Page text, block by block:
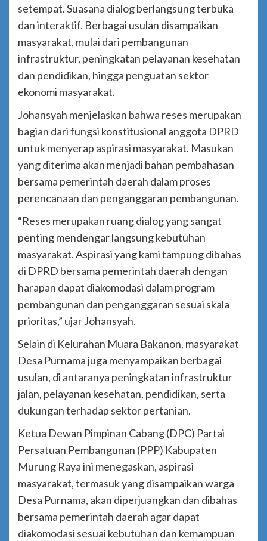
setempat. Suasana dialog berlangsung terbuka
dan interaktif. Berbagai usulan disampaikan
masyarakat, mulai dari pembangunan
infrastruktur, peningkatan pelayanan kesehatan
dan pendidikan, hingga penguatan sektor
ekonomi masyarakat.
Johansyah menjelaskan bahwa reses merupakan
bagian dari fungsi konstitusional anggota DPRD
untuk menyerap aspirasi masyarakat. Masukan
yang diterima akan menjadi bahan pembahasan
bersama pemerintah daerah dalam proses
perencanaan dan penganggaran pembangunan.
“Reses merupakan ruang dialog yang sangat
penting mendengar langsung kebutuhan
masyarakat. Aspirasi yang kami tampung dibahas
di DPRD bersama pemerintah daerah dengan
harapan dapat diakomodasi dalam program
pembangunan dan penganggaran sesuai skala
prioritas,” ujar Johansyah.
Selain di Kelurahan Muara Bakanon, masyarakat
Desa Purnama juga menyampaikan berbagai
usulan, di antaranya peningkatan infrastruktur
jalan, pelayanan kesehatan, pendidikan, serta
dukungan terhadap sektor pertanian.
Ketua Dewan Pimpinan Cabang (DPC) Partai
Persatuan Pembangunan (PPP) Kabupaten
Murung Raya ini menegaskan, aspirasi
masyarakat, termasuk yang disampaikan warga
Desa Purnama, akan diperjuangkan dan dibahas
bersama pemerintah daerah agar dapat
diakomodasi sesuai kebutuhan dan kemampuan